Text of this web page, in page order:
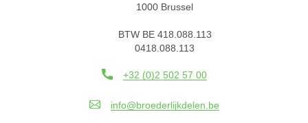
1000 Brussel
BTW BE 418.088.113
0418.088.113
+32 (0)2 502 57 00
info@broederlijkdelen.be